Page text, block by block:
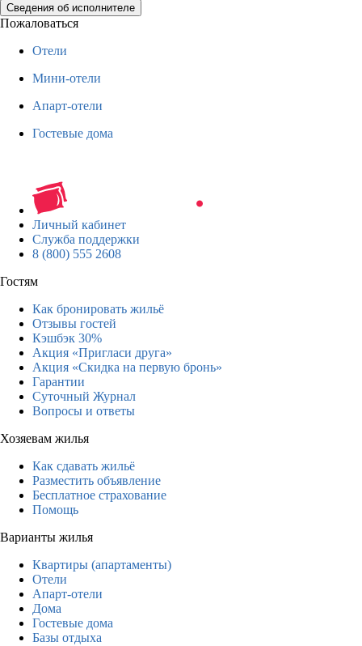
Сведения об исполнителе
Пожаловаться
Отели
Мини-отели
Апарт-отели
Гостевые дома
Личный кабинет
Служба поддержки
8 (800) 555 2608
Гостям
Как бронировать жильё
Отзывы гостей
Кэшбэк 30%
Акция «Пригласи друга»
Акция «Скидка на первую бронь»
Гарантии
Суточный Журнал
Вопросы и ответы
Хозяевам жилья
Как сдавать жильё
Разместить объявление
Бесплатное страхование
Помощь
Варианты жилья
Квартиры (апартаменты)
Отели
Апарт-отели
Дома
Гостевые дома
Базы отдыха